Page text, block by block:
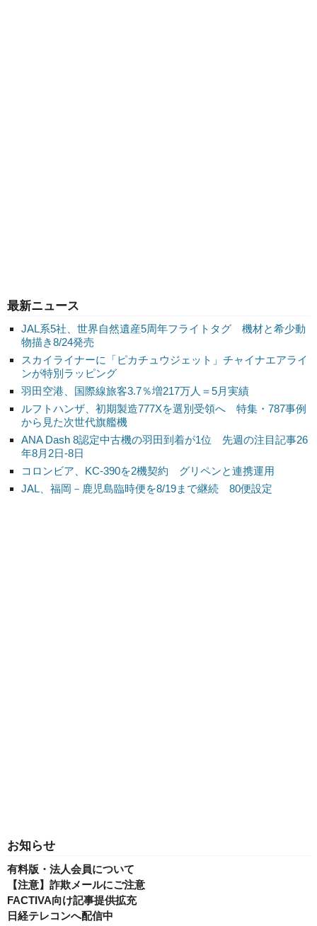
最新ニュース
JAL系5社、世界自然遺産5周年フライトタグ 機材と希少動
物描き8/24発売
スカイライナーに「ピカチュウジェット」チャイナエアライ
ンが特別ラッピング
羽田空港、国際線旅客3.7％増217万人＝5月実績
ルフトハンザ、初期製造777Xを選別受領へ 特集・787事例
から見た次世代旗艦機
ANA Dash 8認定中古機の羽田到着が1位 先週の注目記事26
年8月2日-8日
コロンビア、KC-390を2機契約 グリペンと連携運用
JAL、福岡－鹿児島臨時便を8/19まで継続 80便設定
お知らせ
有料版・法人会員について
【注意】詐欺メールにご注意
FACTIVA向け記事提供拡充
日経テレコンへ配信中